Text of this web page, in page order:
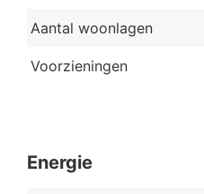
Aantal woonlagen
Voorzieningen
Energie